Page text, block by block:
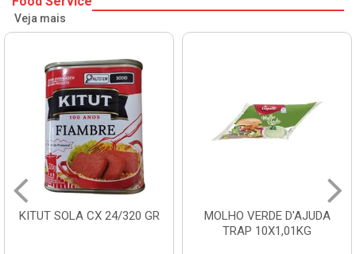
Veja mais
SOLA CX 24/320 GR
MOLHO VERDE D'AJUDA
TRAP 10X1,01KG